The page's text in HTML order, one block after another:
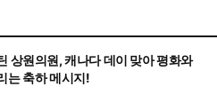
상원의원, 캐나다 데이 맞아 평화와
는 축하 메시지!